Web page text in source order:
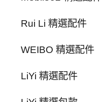
Rui Li 精選配件
WEIBO 精選配件
LiYi 精選配件